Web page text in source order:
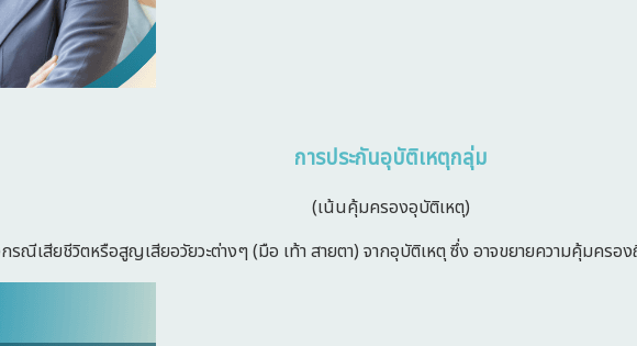
การประกันอุบัติเหตุกลุ่ม
(เน้นคุ้มครองอุบัติเหตุ)
รณีเสียชีวิตหรือสูญเสียอวัยวะต่างๆ (มือ เท้า สายตา) จากอุบัติเหตุ ซึ่ง อาจขยายความคุ้มครอ